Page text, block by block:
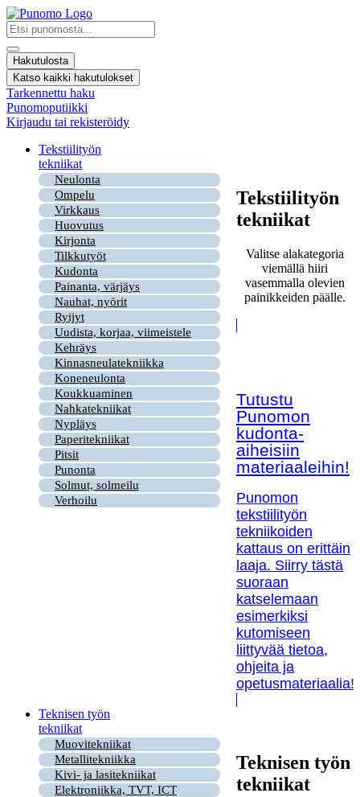
Mene
sisältöön
Search
...
Hakutulosta
Katso kaikki hakutulokset
Tarkennettu haku
Punomoputiikki
Kirjaudu tai rekisteröidy
Tekstiilityön
tekniikat
Neulonta
Ompelu
Virkkaus
Huovutus
Kirjonta
Tilkkutyöt
Kudonta
Painanta, värjäys
Nauhat, nyörit
Ryijyt
Uudista, korjaa, viimeistele
Kehräys
Kinnasneulatekniikka
Koneneulonta
Koukkuaminen
Nahkatekniikat
Nypläys
Paperitekniikat
Pitsit
Punonta
Solmut, solmeilu
Verhoilu
Tekstiilityön
tekniikat
Valitse alakategoria
viemällä hiiri
vasemmalla olevien
painikkeiden päälle.
Tutustu
Punomon
kudonta-
aiheisiin
materiaaleihin!
Punomon
tekstiilityön
tekniikoiden
kattaus on erittäin
laaja. Siirry tästä
suoraan
katselemaan
esimerkiksi
kutomiseen
liittyvää tietoa,
ohjeita ja
opetusmateriaalia!
Teknisen työn
tekniikat
Muovitekniikat
Metallitekniikka
Kivi- ja lasitekniikat
Elektroniikka, TVT, ICT
Teknisen työn
tekniikat